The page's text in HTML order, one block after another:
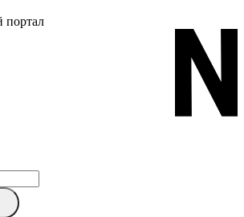
портал